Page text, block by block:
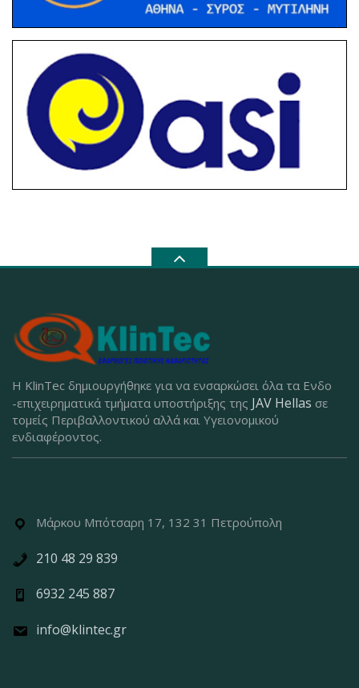
Η KlinTec δημιουργήθηκε για να ενσαρκώσει όλα τα Ενδο
-επιχειρηματικά τμήματα υποστήριξης της JAV Hellas σε
τομείς Περιβαλλοντικού αλλά και Υγειονομικού
ενδιαφέροντος.
Μάρκου Μπότσαρη 17, 132 31 Πετρούπολη
210 48 29 839
6932 245 887
info@klintec.gr